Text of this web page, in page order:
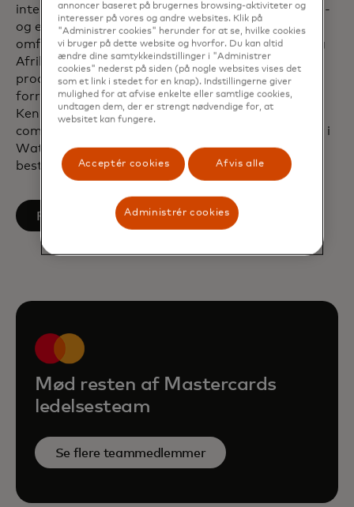
internationale finansielle tjenester inden for detail-
og erhvervsbankvirksomhed og har arbejdet
omfattende i USA, Latinamerika, Europa, Asien og
Afrika. Han har haft ledende stillinger inden for
produktledelse, teknologilevering,
forretningsudvikling samt strategi og innovation.
Ken har en bachelorgrad i kommercielle
computerapplikationer fra Institute of Technology i
Waterford, Irland, og er certificeret
bestyrelsesmedlem hos Institute of Directors.
Følg på LinkedIn
opens in a new tab
Mød resten af Mastercards
ledelsesteam
Se flere teammedlemmer
annoncer baseret på brugernes browsing-aktiviteter og
interesser på vores og andre websites. Klik på
"Administrer cookies" herunder for at se, hvilke cookies
vi bruger på dette website og hvorfor. Du kan altid
ændre dine samtykkeindstillinger i "Administrer
cookies" nederst på siden (på nogle websites vises det
som et link i stedet for en knap). Indstillingerne giver
mulighed for at afvise enkelte eller samtlige cookies,
undtagen dem, der er strengt nødvendige for, at
websitet kan fungere.
Acceptér cookies Afvis alle
Administrér cookies